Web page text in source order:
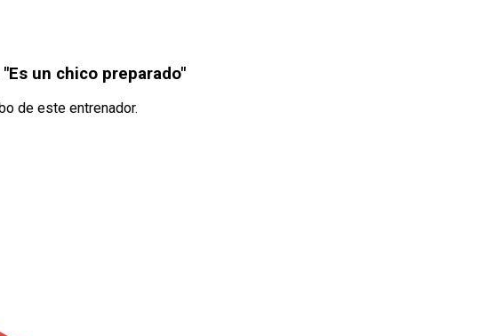
un chico preparado"
de este entrenador.